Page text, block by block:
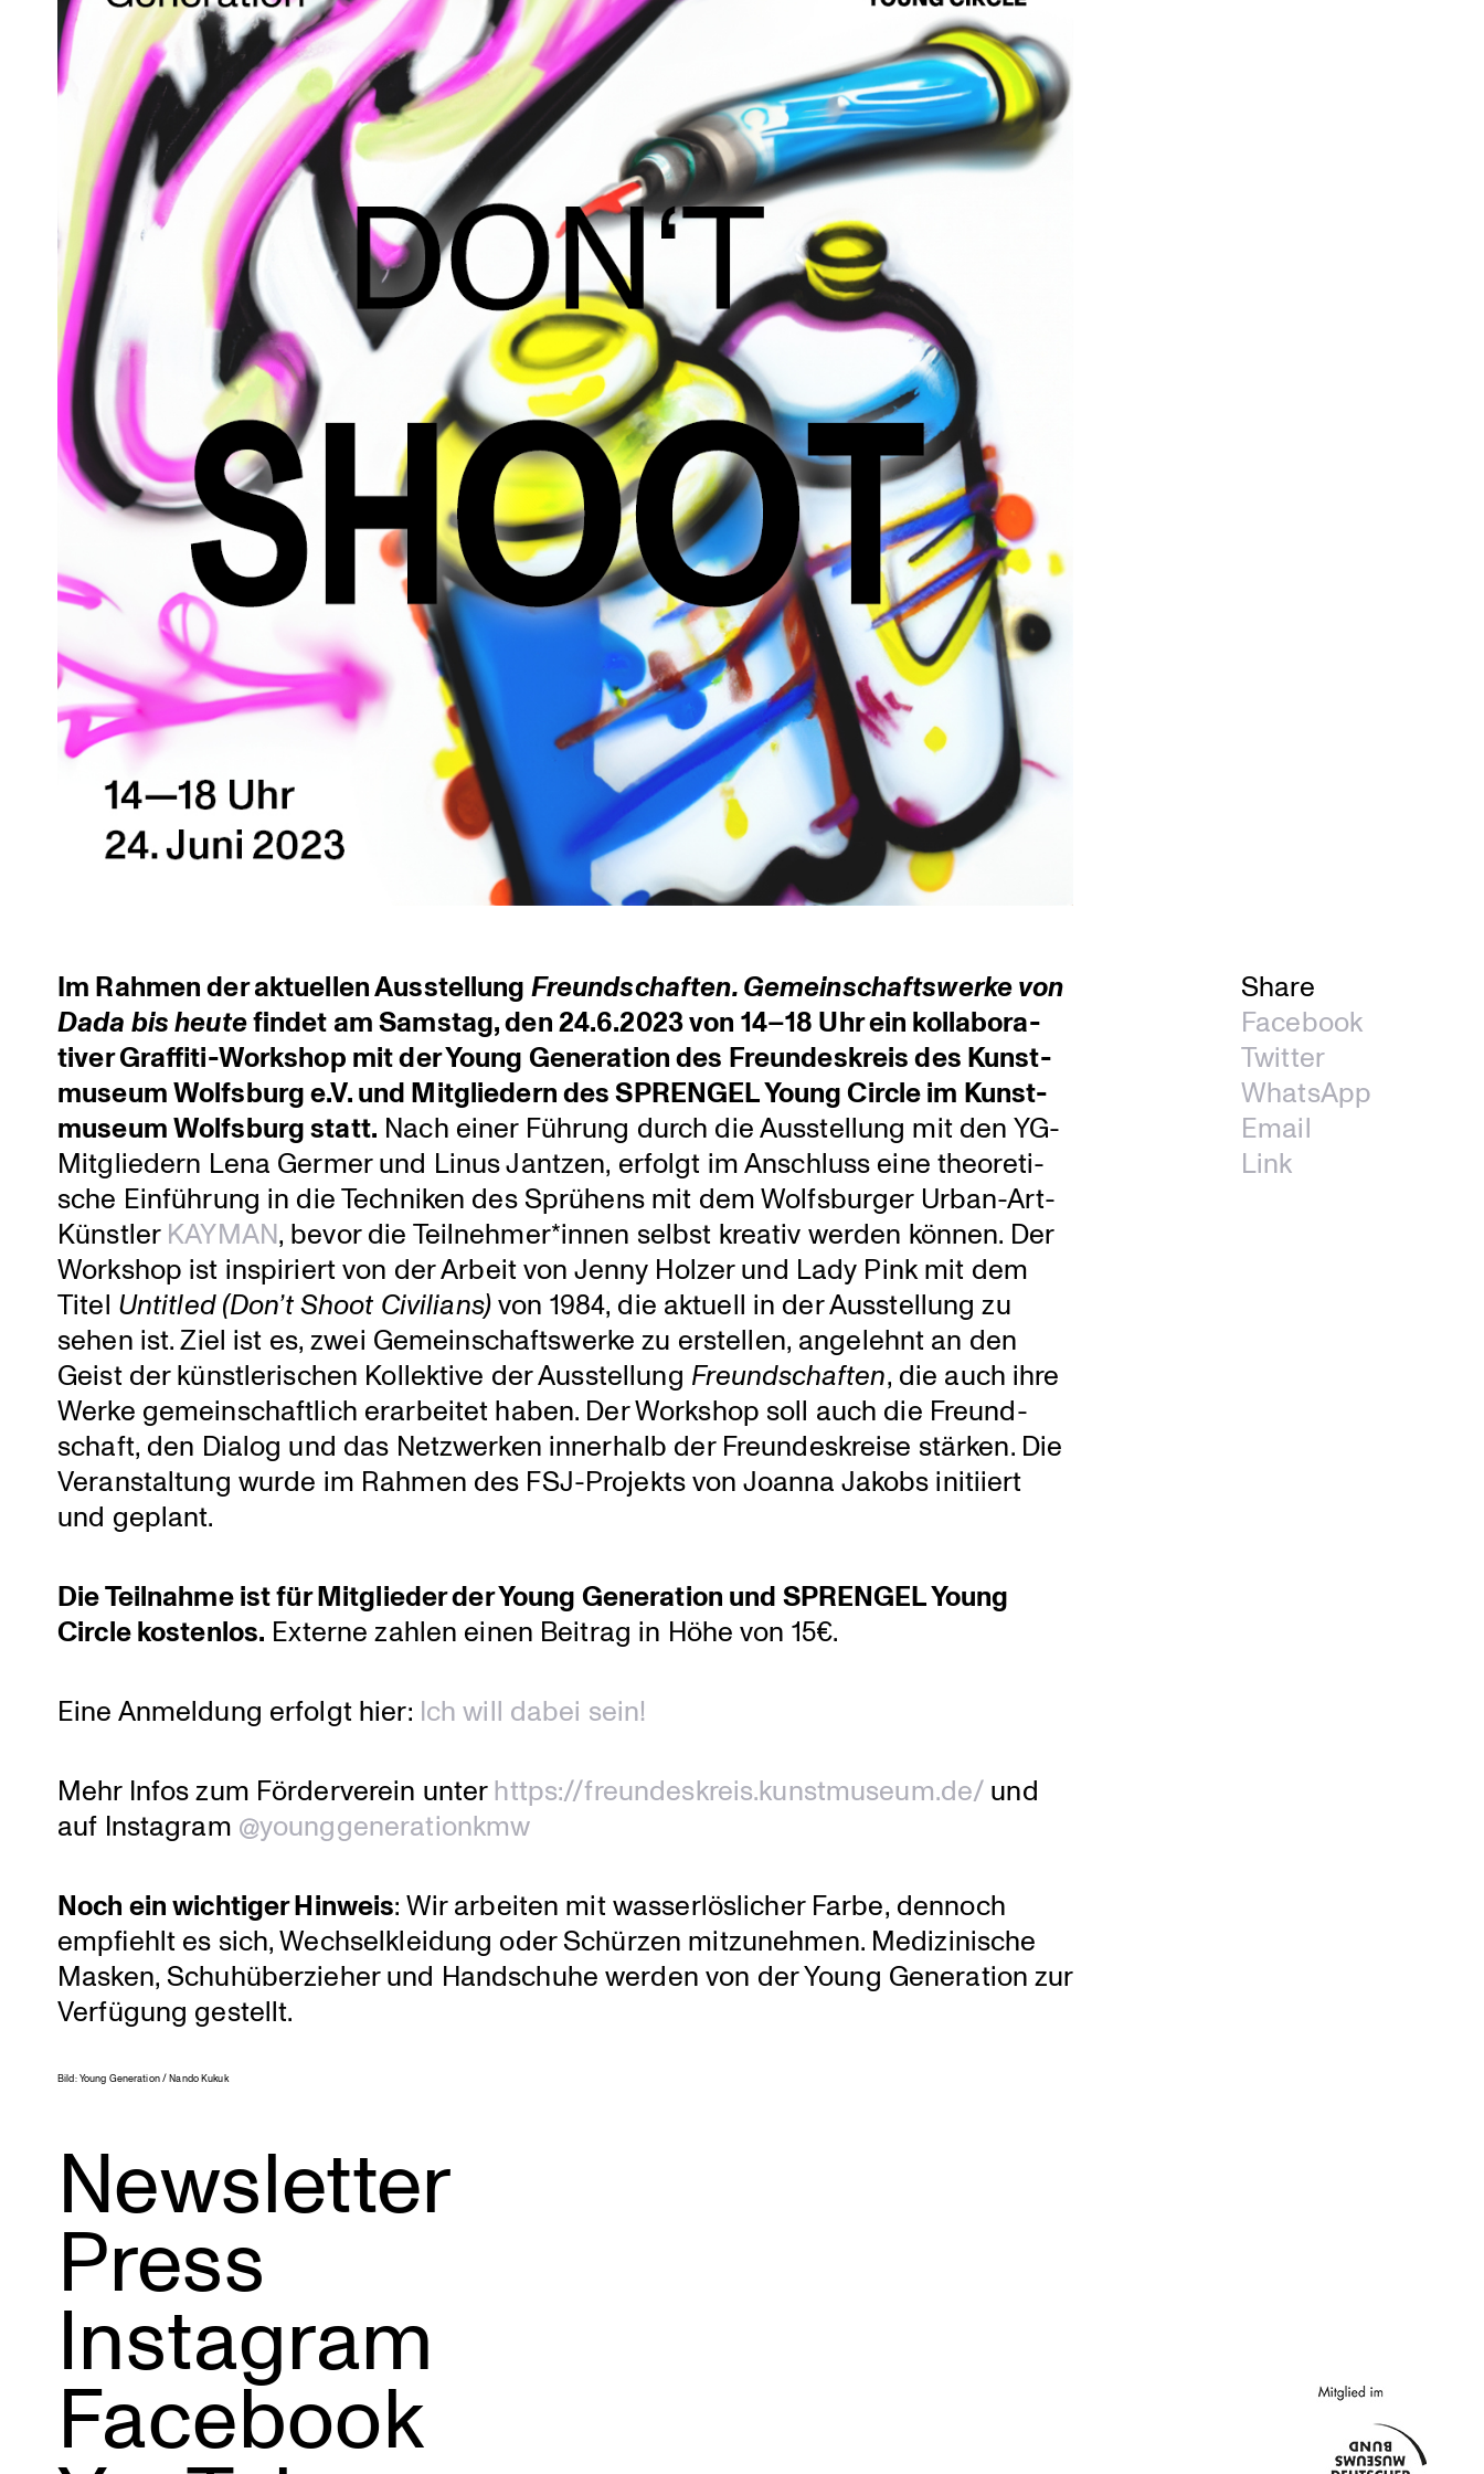
Im Rahmen der aktuellen Ausstel­lung Freund­schaften. Gemein­schafts­werke von
Dada bis heutefindet am Samstag, den 24.6.2023 von 14–18 Uhr ein kolla­bo­ra­
tiver Graffiti-Workshop mit der Young Genera­tion des Freun­des­kreis des Kunst­
mu­seum Wolfsburg e.V. und Mitglie­dern des SPRENGEL Young Circle im Kunst­
mu­seum Wolfsburg statt. Nach einer Führung durch die Ausstel­lung mit den YG-
Mitglie­dern Lena Germer und Linus Jantzen, erfolgt im Anschluss eine theore­ti­
sche Einfüh­rung in die Techniken des Sprühens mit dem Wolfs­burger Urban-Art-
Künstler KAYMAN, bevor die Teilnehmer*innen selbst kreativ werden können. Der
Workshop ist inspi­riert von der Arbeit von Jenny Holzer und Lady Pink mit dem
Titel Untitled (Don’t Shoot Civilians)von 1984, die aktuell in der Ausstel­lung zu
sehen ist. Ziel ist es, zwei Gemein­schafts­werke zu erstellen, angelehnt an den
Geist der künst­le­ri­schen Kollek­tive der Ausstel­lung Freund­schaften, die auch ihre
Werke gemein­schaft­lich erarbeitet haben. Der Workshop soll auch die Freund­
schaft, den Dialog und das Netzwerken innerhalb der Freun­des­kreise stärken. Die
Veran­stal­tung wurde im Rahmen des FSJ-Projekts von Joanna Jakobs initiiert
und geplant.
Die Teilnahme ist für Mitglieder der Young Genera­tion und SPRENGEL Young
Circle kostenlos. Externe zahlen einen Beitrag in Höhe von 15€.
Eine Anmeldung erfolgt hier: Ich will dabei sein!
Mehr Infos zum Förder­verein unterhttps://freundeskreis.kunstmuseum.de/ und
auf Instagram @younggenerationkmw
Noch ein wichtiger Hinweis: Wir arbeiten mit wasser­lös­li­cher Farbe, dennoch
empfiehlt es sich, Wechsel­klei­dung oder Schürzen mitzu­nehmen. Medizi­ni­sche
Masken, Schuh­über­zieher und Handschuhe werden von der Young Genera­tion zur
Verfügung gestellt.
Bild: Young Genera­tion / Nando Kukuk
Share
Facebook
Twitter
WhatsApp
Email
Link
Newsletter
Press
Instagram
Facebook